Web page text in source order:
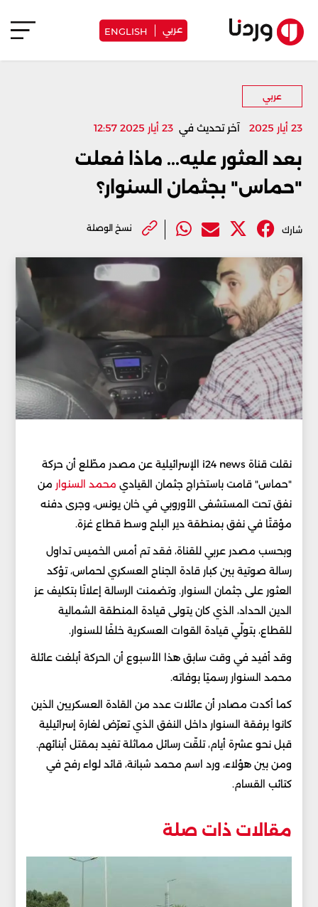
عربي ENGLISH
عربي
23 أيار 2025 آخر تحديث في 23 أيار 2025 12:57
بعد العثور عليه... ماذا فعلت
"حماس" بجثمان السنوار؟
شارك نسخ الوصلة
نقلت قناة i24 news الإسرائيلية عن مصدر مطّلع أن حركة
"حماس" قامت باستخراج جثمان القيادي محمد السنوار من
نفق تحت المستشفى الأوروبي في خان يونس، وجرى دفنه
مؤقتًا في نفق بمنطقة دير البلح وسط قطاع غزة.
وبحسب مصدر عربي للقناة، فقد تم أمس الخميس تداول
رسالة صوتية بين كبار قادة الجناح العسكري لحماس، تؤكد
العثور على جثمان السنوار. وتضمنت الرسالة إعلانًا بتكليف عز
الدين الحداد، الذي كان يتولى قيادة المنطقة الشمالية
للقطاع، بتولّي قيادة القوات العسكرية خلفًا للسنوار.
وقد أفيد في وقت سابق هذا الأسبوع أن الحركة أبلغت عائلة
محمد السنوار رسميًا بوفاته.
كما أكدت مصادر أن عائلات عدد من القادة العسكريين الذين
كانوا برفقة السنوار داخل النفق الذي تعرّض لغارة إسرائيلية
قبل نحو عشرة أيام، تلقّت رسائل مماثلة تفيد بمقتل أبنائهم.
ومن بين هؤلاء، ورد اسم محمد شبانة، قائد لواء رفح في
كتائب القسام.
مقالات ذات صلة